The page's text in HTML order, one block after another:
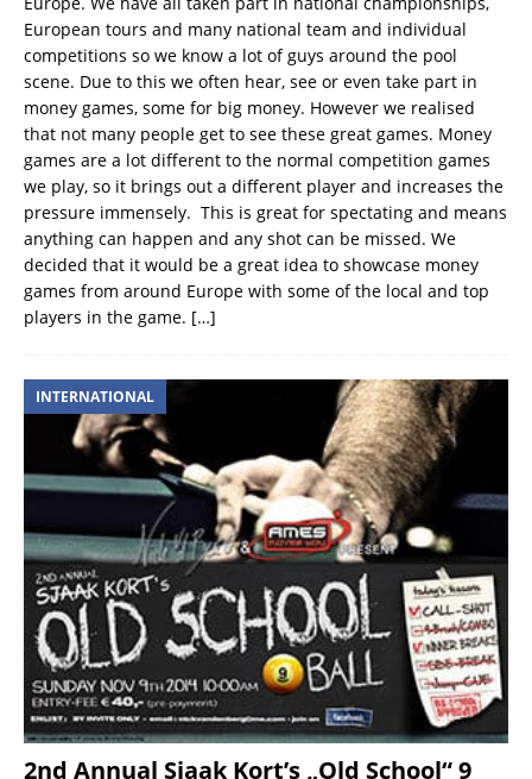
European tours and many national team and individual
competitions so we know a lot of guys around the pool
scene. Due to this we often hear, see or even take part in
money games, some for big money. However we realised
that not many people get to see these great games. Money
games are a lot different to the normal competition games
we play, so it brings out a different player and increases the
pressure immensely. This is great for spectating and means
anything can happen and any shot can be missed. We
decided that it would be a great idea to showcase money
games from around Europe with some of the local and top
players in the game. […]
INTERNATIONAL
2nd Annual Sjaak Kort’s „Old School“ 9